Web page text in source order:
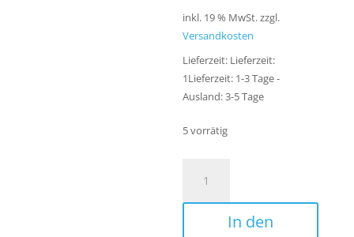
inkl. 19 % MwSt.zzgl.
Versandkosten
Lieferzeit: Lieferzeit:
1Lieferzeit: 1-3 Tage -
Ausland: 3-5 Tage
5 vorrätig
Umkehrosmose
In den